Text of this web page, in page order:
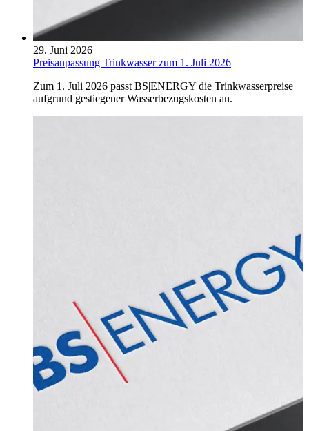
29. Juni 2026
Preisanpassung Trinkwasser zum 1. Juli 2026
Zum 1. Juli 2026 passt BS|ENERGY die Trinkwasserpreise
aufgrund gestiegener Wasserbezugskosten an.